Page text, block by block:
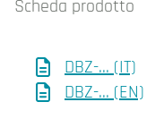
Scheda prodotto
DBZ-... (IT)
DBZ-... (EN)